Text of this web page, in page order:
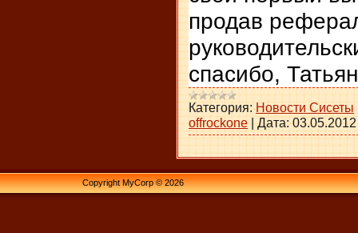
продав
спасибо,
Категория: Новости Сисеты
offrockone | Дата: 03.05.2012
Copyright MyCorp © 2026